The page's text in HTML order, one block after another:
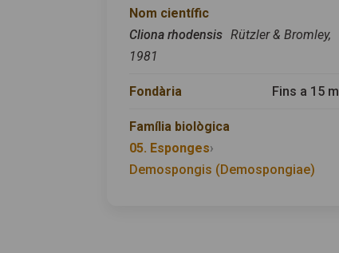
Nom científic
Cliona rhodensis Rützler & Bromley,
1981
Fondària Fins a 15 m
Família biològica
05. Esponges›
Demospongis (Demospongiae)